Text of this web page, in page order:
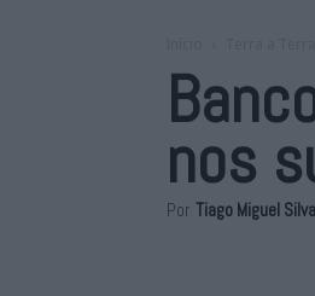
nos
Por Tiago Miguel Silva